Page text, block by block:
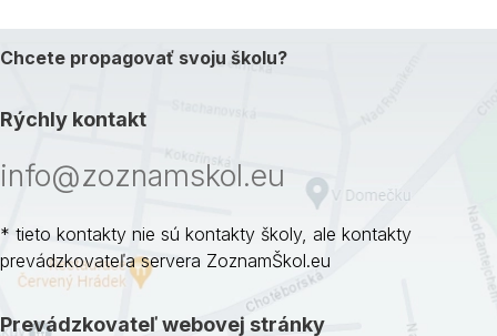
Chcete propagovať svoju školu?
Rýchly kontakt
info@zoznamskol.eu
* tieto kontakty nie sú kontakty školy, ale kontakty
prevádzkovateľa servera ZoznamŠkol.eu
Prevádzkovateľ webovej stránky